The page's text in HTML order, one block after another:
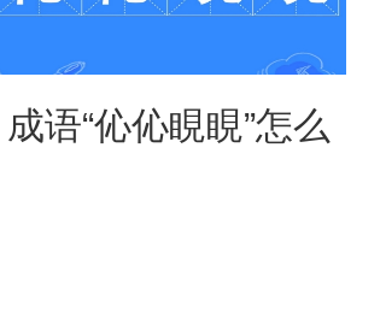
成语“伈伈睍睍”怎么